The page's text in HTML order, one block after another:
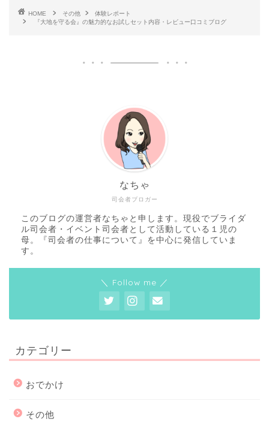
HOME その他
体験レポート
『大地を守る会』の魅力的なお試しセット内容・レビュー口コミブログ
司会者ブロガー
なちゃ
このブログの運営者なちゃと申します。現役でブライダ
ル司会者・イベント司会者として活動している１児の
母。『司会者の仕事について』を中心に発信していま
す。
＼ Follow me ／
カテゴリー
おでかけ
その他